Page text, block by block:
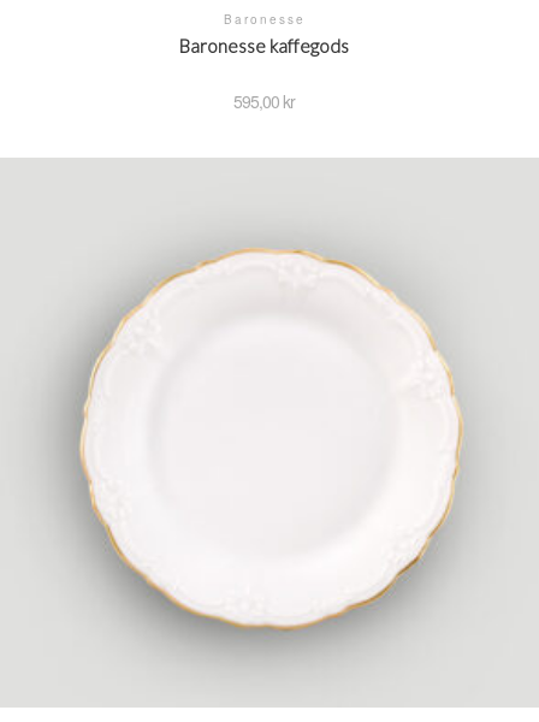
Baronesse
Baronesse kaffegods
595,00 kr